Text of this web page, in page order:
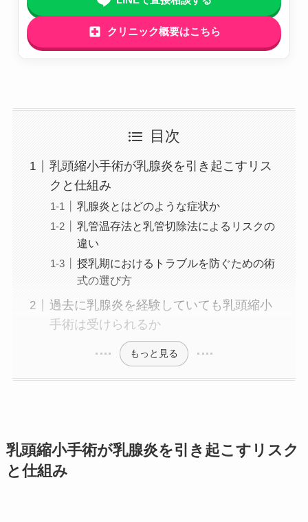
クリニック概要はこちら
目次
乳頭縮小手術が乳腺炎を引き起こすリス
クと仕組み
乳腺炎とはどのような症状か
乳管温存法と乳管切除法によるリスクの
違い
授乳期におけるトラブルを防ぐための術
式の選び方
過去に乳腺炎を経験していても乳頭縮小
手術は受けられるか
もっと見る
乳頭縮小手術が乳腺炎を引き起こすリスク
と仕組み